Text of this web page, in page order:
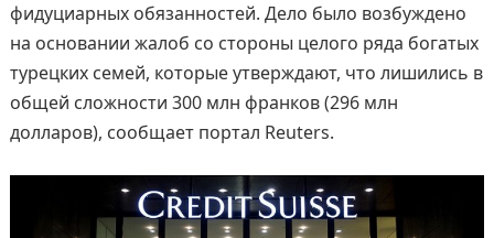
фидуциарных обязанностей. Дело было возбуждено
на основании жалоб со стороны целого ряда богатых
турецких семей, которые утверждают, что лишились в
общей сложности 300 млн франков (296 млн
долларов), сообщает портал Reuters.